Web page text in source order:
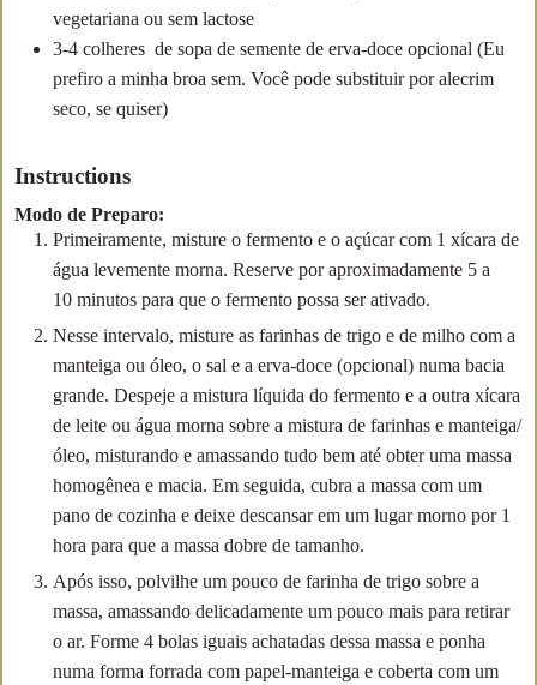
vegetariana ou sem lactose
3-4 colheres de sopa de semente de erva-doce opcional (Eu
prefiro a minha broa sem. Você pode substituir por alecrim
seco, se quiser)
Instructions
Modo de Preparo:
Primeiramente, misture o fermento e o açúcar com 1 xícara de
água levemente morna. Reserve por aproximadamente 5 a
10 minutos para que o fermento possa ser ativado.
Nesse intervalo, misture as farinhas de trigo e de milho com a
manteiga ou óleo, o sal e a erva-doce (opcional) numa bacia
grande. Despeje a mistura líquida do fermento e a outra xícara
de leite ou água morna sobre a mistura de farinhas e manteiga/
óleo, misturando e amassando tudo bem até obter uma massa
homogênea e macia. Em seguida, cubra a massa com um
pano de cozinha e deixe descansar em um lugar morno por 1
hora para que a massa dobre de tamanho.
Após isso, polvilhe um pouco de farinha de trigo sobre a
massa, amassando delicadamente um pouco mais para retirar
o ar. Forme 4 bolas iguais achatadas dessa massa e ponha
numa forma forrada com papel-manteiga e coberta com um